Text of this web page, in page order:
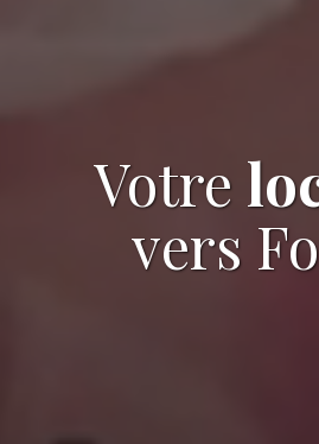
Votre
vers